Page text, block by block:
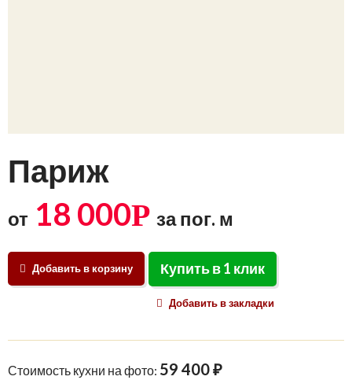
Париж
от 18 000Р за пог. м
Добавить в корзину Купить в 1 клик
Добавить в закладки
Стоимость кухни на фото: 59 400 ₽